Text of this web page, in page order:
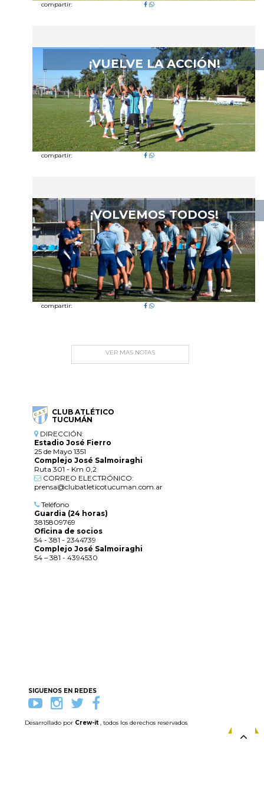
compartir:
¡VUELVE LA ACCIÓN!
compartir:
¡VOLVEMOS TODOS!
compartir:
VER MAS NOTAS
CLUB ATLÉTICO
TUCUMÁN
DIRECCIÓN:
Estadio José Fierro
25 de Mayo 1351
Complejo José Salmoiraghi
Ruta 301 - Km 0,2
CORREO ELECTRÓNICO:
prensa@clubatleticotucuman.com.ar
Teléfono
Guardia (24 horas)
3815809769
Oficina de socios
54 - 381 - 2344739
Complejo José Salmoiraghi
54 – 381 - 4394530
SIGUENOS EN REDES
Desarrollado por Crew-it , todos los derechos reservados